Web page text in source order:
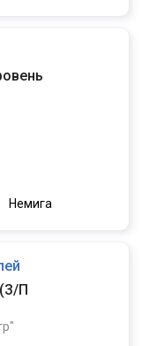
Немига
(З/П